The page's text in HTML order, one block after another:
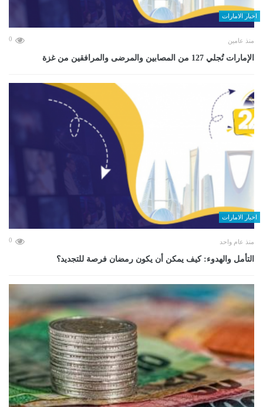
اخبار الامارات
منذ عامين 0
الإمارات تُجلي 127 من المصابين والمرضى والمرافقين من غزة
اخبار الامارات
منذ عام واحد 0
التأمل والهدوء: كيف يمكن أن يكون رمضان فرصة للتجديد؟